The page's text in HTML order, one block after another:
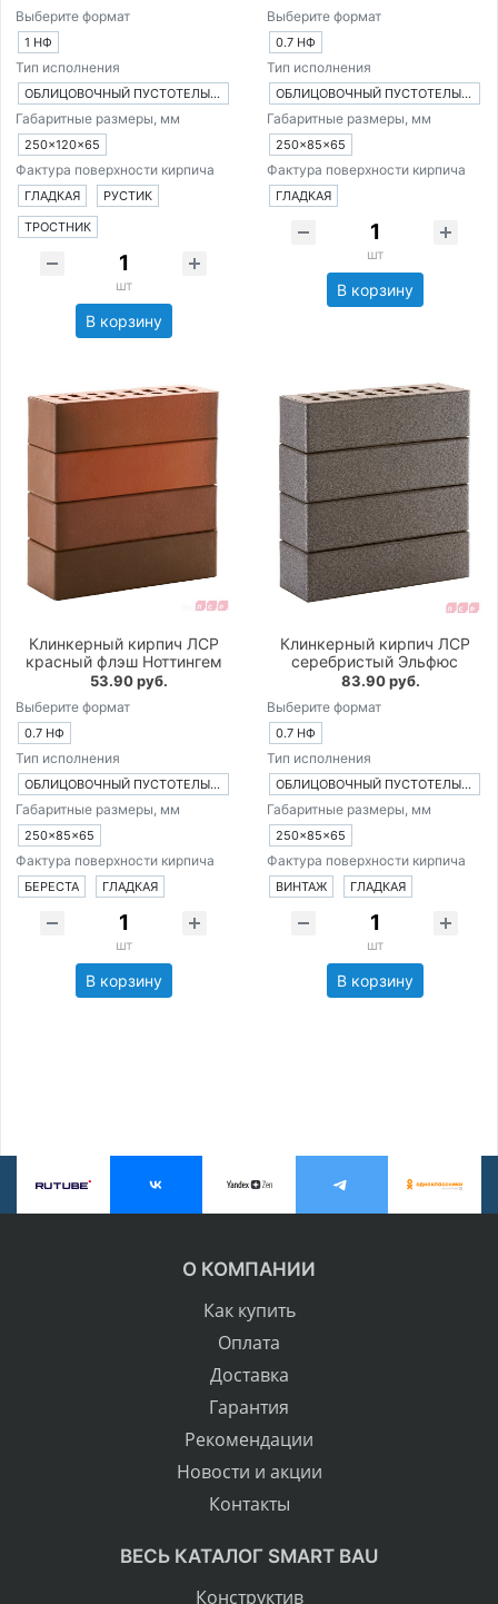
Выберите формат
1 НФ
Тип исполнения
ОБЛИЦОВОЧНЫЙ ПУСТОТЕЛЫЙ КИРПИЧ
Габаритные размеры, мм
250×120×65
Фактура поверхности кирпича
ГЛАДКАЯ
РУСТИК
ТРОСТНИК
шт
В корзину
Выберите формат
0.7 НФ
Тип исполнения
ОБЛИЦОВОЧНЫЙ ПУСТОТЕЛЫЙ КИРПИЧ
Габаритные размеры, мм
250×85×65
Фактура поверхности кирпича
ГЛАДКАЯ
шт
В корзину
Клинкерный кирпич ЛСР
красный флэш Ноттингем
53.90 руб.
Выберите формат
0.7 НФ
Тип исполнения
ОБЛИЦОВОЧНЫЙ ПУСТОТЕЛЫЙ КИРПИЧ
Габаритные размеры, мм
250×85×65
Фактура поверхности кирпича
БЕРЕСТА ГЛАДКАЯ
шт
В корзину
Клинкерный кирпич ЛСР
серебристый Эльфюс
83.90 руб.
Выберите формат
0.7 НФ
Тип исполнения
ОБЛИЦОВОЧНЫЙ ПУСТОТЕЛЫЙ КИРПИЧ
Габаритные размеры, мм
250×85×65
Фактура поверхности кирпича
ВИНТАЖ ГЛАДКАЯ
шт
В корзину
О КОМПАНИИ
Как купить
Оплата
Доставка
Гарантия
Рекомендации
Новости и акции
Контакты
ВЕСЬ КАТАЛОГ SMART BAU
Конструктив